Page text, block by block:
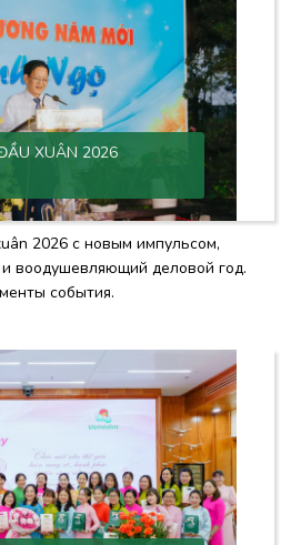
XUÂN 2026
2026 с новым импульсом,
воодушевляющий деловой год.
события.